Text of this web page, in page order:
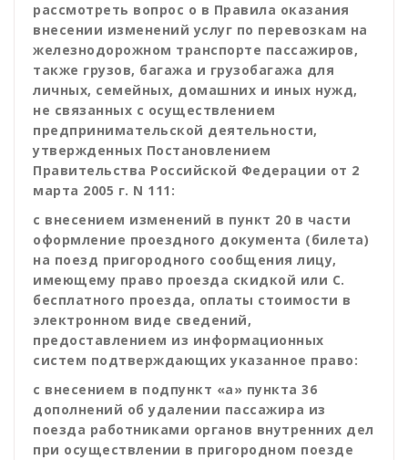
рассмотреть вопрос o в Правила оказания
внесении изменений услуг по перевозкам на
железнодорожном транспорте пассажиров,
также грузов, багажа и грузобагажа для
личных, семейных, домашних и иных нужд,
не связанных с осуществлением
предпринимательской деятельности,
утвержденных Постановлением
Правительства Российской Федерации от 2
марта 2005 г. N 111:
с внесением изменений в пункт 20 в части
оформление проездного документа (билета)
на поезд пригородного сообщения лицу,
имеющему право проезда скидкой или C.
бесплатного проезда, оплаты стоимости в
электронном виде сведений,
предоставлением из информационных
систем подтверждающих указанное право:
с внесением в подпункт «а» пункта 36
дополнений об удалении пассажира из
поезда работниками органов внутренних дел
при осуществлении в пригородном поезде